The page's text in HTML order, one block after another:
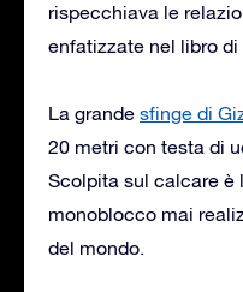
rispecchiava le
enfatizzate nel libro di
La grande sfinge di
20 metri con testa di
Scolpita sul calcare è
monoblocco mai
del mondo.